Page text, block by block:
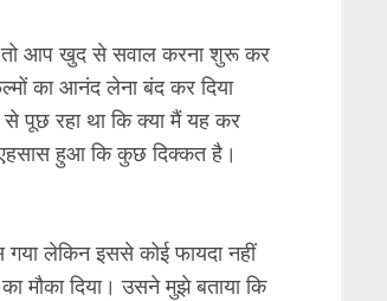
तो आप खुद से सवाल करना शुरू कर
का आनंद लेना बंद कर दिया
पूछ रहा था कि क्या मैं यह कर
हुआ कि कुछ दिक्कत है।
लेकिन इससे कोई फायदा नहीं
मौका दिया। उसने मुझे बताया कि